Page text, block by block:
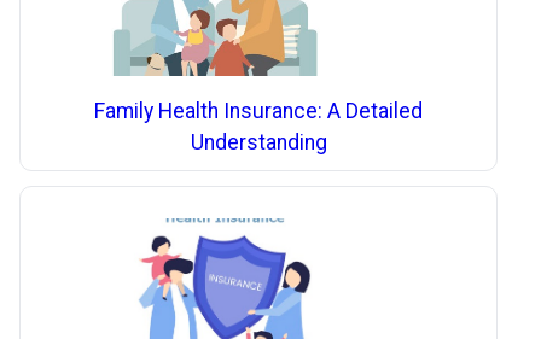
Family Health Insurance: A Detailed
Understanding